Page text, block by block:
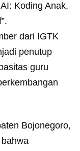
Koding Anak,
dari IGTK
penutup
guru
Bojonegoro,